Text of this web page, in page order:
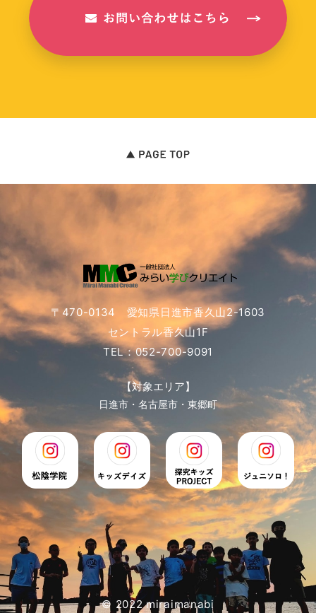
〒470-0134 愛知県日進市香久山2-1603
セントラル香久山1F
TEL：052-700-9091
【対象エリア】
日進市・名古屋市・東郷町
© 2022 miraimanabi